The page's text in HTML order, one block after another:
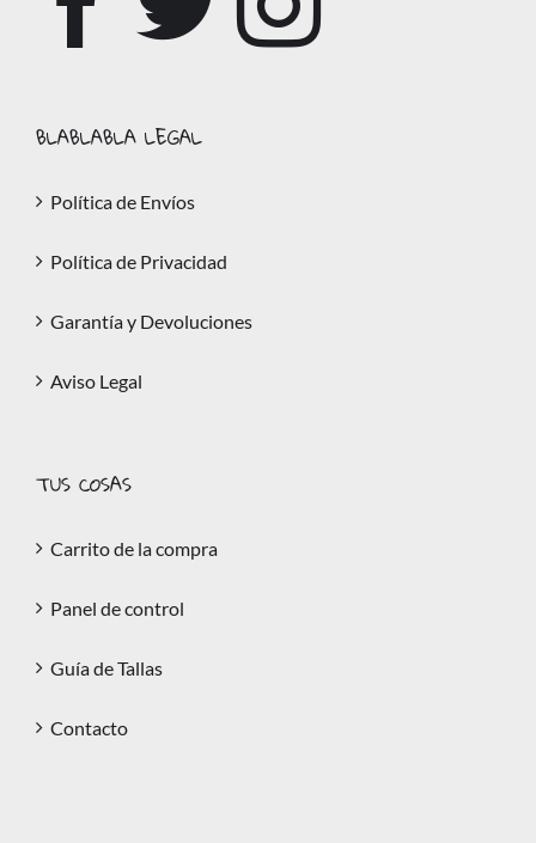
BLABLABLA LEGAL
Política de Envíos
Política de Privacidad
Garantía y Devoluciones
Aviso Legal
TUS COSAS
Carrito de la compra
Panel de control
Guía de Tallas
Contacto